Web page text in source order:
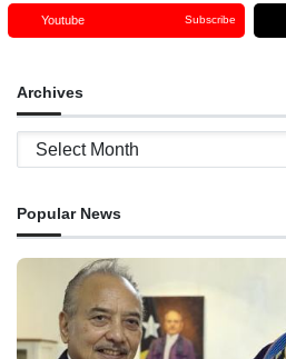
Youtube Subscribe
Archives
Archives
Popular News